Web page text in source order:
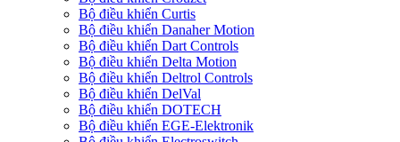
Bộ điều khiển Curtis
Bộ điều khiển Danaher Motion
Bộ điều khiển Dart Controls
Bộ điều khiển Delta Motion
Bộ điều khiển Deltrol Controls
Bộ điều khiển DelVal
Bộ điều khiển DOTECH
Bộ điều khiển EGE-Elektronik